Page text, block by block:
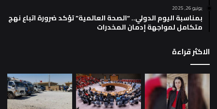
يونيو 26, 2025
بمناسبة اليوم الدولي.. “الصحة العالمية” تؤكد ضرورة اتباع نهج
متكامل لمواجهة إدمان المخدرات
الاكثر قراءة